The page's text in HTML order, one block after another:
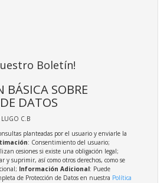
Boletín!
BÁSICA SOBRE
DATOS
C.B
planteadas por el usuario y enviarle la
: Consentimiento del usuario;
cesiones si existe una obligación legal;
y suprimir, así como otros derechos, como se
Información Adicional: Puede
de Protección de Datos en nuestra Política